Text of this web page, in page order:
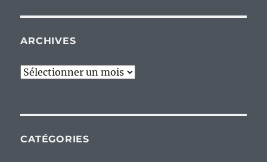
ARCHIVES
Archives
CATÉGORIES